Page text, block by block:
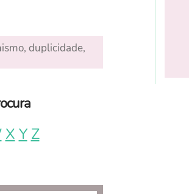
duplicidade,
X Y Z